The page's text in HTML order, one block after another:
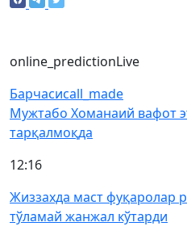
online_predictionLive
Барчасиcall_made
Мужтабо Хоманаий вафот
тарқалмоқда
12:16
Жиззахда маст фуқаролар
тўламай жанжал кўтарди